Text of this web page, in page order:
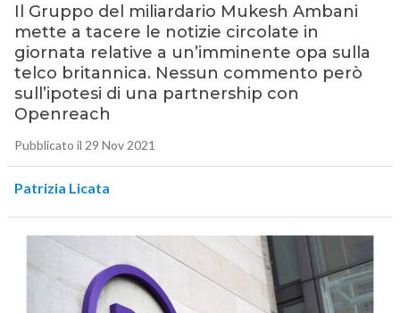
Il Gruppo del miliardario Mukesh Ambani
mette a tacere le notizie circolate in
giornata relative a un’imminente opa sulla
telco britannica. Nessun commento però
sull’ipotesi di una partnership con
Openreach
Pubblicato il 29 Nov 2021
Patrizia Licata